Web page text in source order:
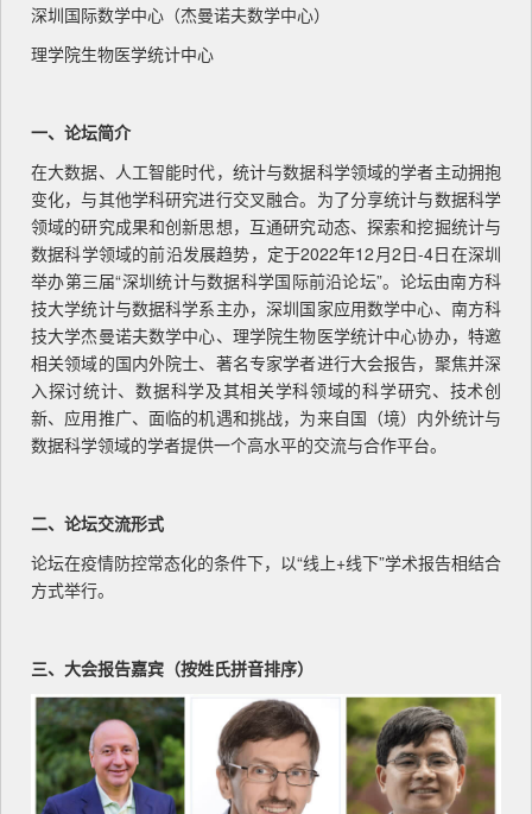
深圳国际数学中心（杰曼诺夫数学中心）
理学院生物医学统计中心
一、论坛简介
在大数据、人工智能时代，统计与数据科学领域的学者主动拥抱
变化，与其他学科研究进行交叉融合。为了分享统计与数据科学
领域的研究成果和创新思想，互通研究动态、探索和挖掘统计与
数据科学领域的前沿发展趋势，定于2022年12月2日-4日在深圳
举办第三届“深圳统计与数据科学国际前沿论坛”。论坛由南方科
技大学统计与数据科学系主办，深圳国家应用数学中心、南方科
技大学杰曼诺夫数学中心、理学院生物医学统计中心协办，特邀
相关领域的国内外院士、著名专家学者进行大会报告，聚焦并深
入探讨统计、数据科学及其相关学科领域的科学研究、技术创
新、应用推广、面临的机遇和挑战，为来自国（境）内外统计与
数据科学领域的学者提供一个高水平的交流与合作平台。
二、论坛交流形式
论坛在疫情防控常态化的条件下，以“线上+线下”学术报告相结合
方式举行。
三、大会报告嘉宾（按姓氏拼音排序）